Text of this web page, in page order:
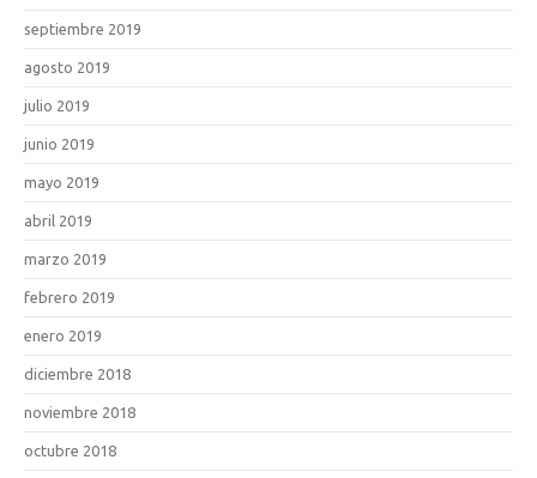
septiembre 2019
agosto 2019
julio 2019
junio 2019
mayo 2019
abril 2019
marzo 2019
febrero 2019
enero 2019
diciembre 2018
noviembre 2018
octubre 2018